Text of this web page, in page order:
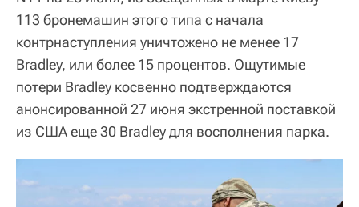
113 бронемашин этого типа с начала
контрнаступления уничтожено не менее 17
Bradley, или более 15 процентов. Ощутимые
потери Bradley косвенно подтверждаются
анонсированной 27 июня экстренной поставкой
из США еще 30 Bradley для восполнения парка.